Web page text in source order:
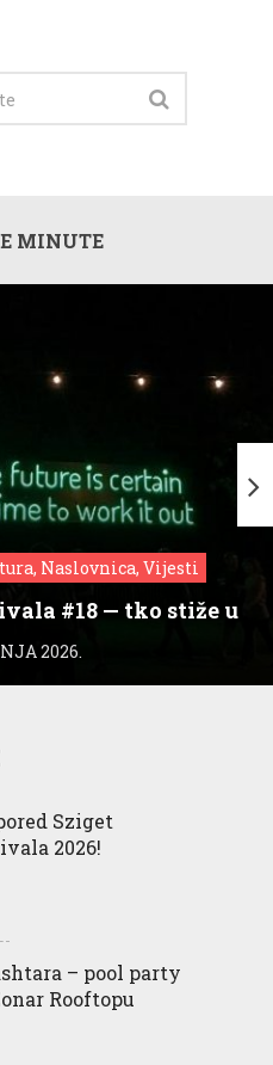
MINUTE
Naslovnica, Vijesti
#18 — tko stiže u
2026.
Sziget
2026!
– pool party
Rooftopu